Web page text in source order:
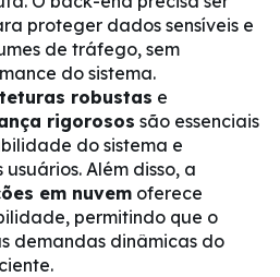
proteger dados sensíveis e
de tráfego, sem
do sistema.
robustas e
rigorosos são essenciais
do sistema e
Além disso, a
em nuvemoferece
permitindo que o
demandas dinâmicas do